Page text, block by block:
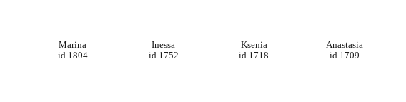
Marina
id 1804
Inessa
id 1752
Ksenia
id 1718
Anastasia
id 1709